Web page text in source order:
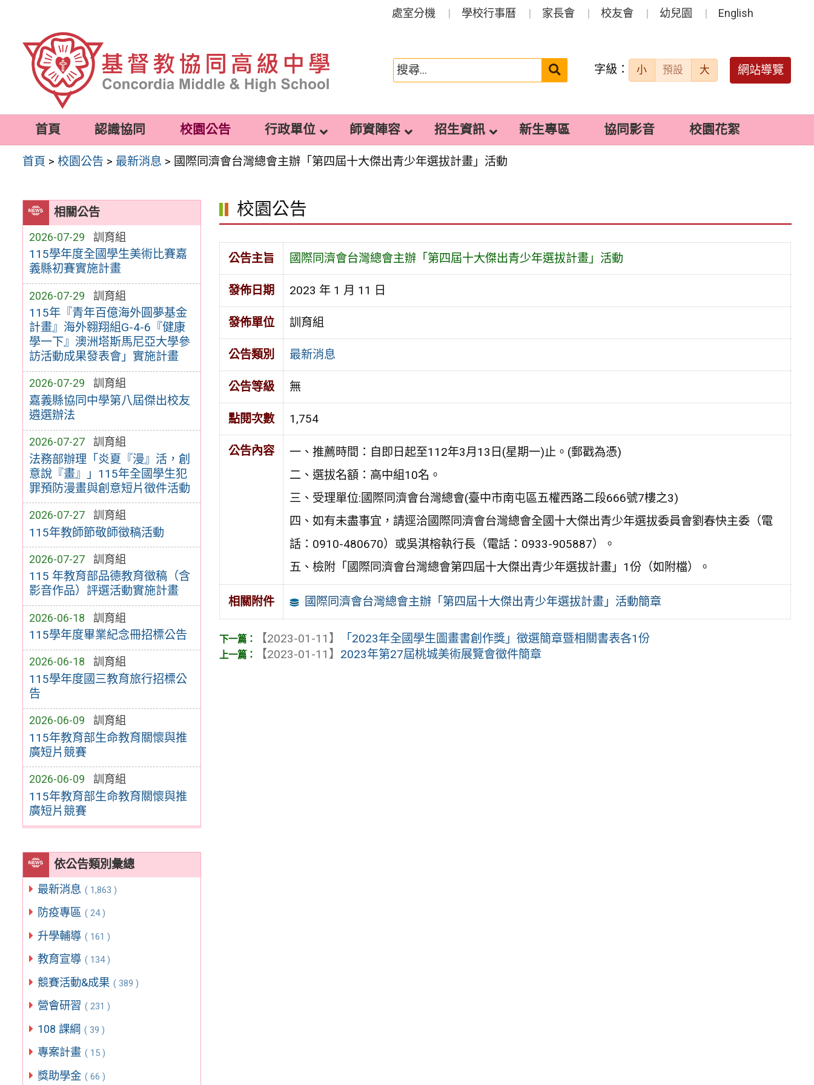
容
處室分機 學校行事曆 家長會 校友會 幼兒園 English
搜
送出 字級： 小 預設 大 網站導覽
首頁 認識協同 校園公告 行政單位 師資陣容 招生資訊 新生專區 協同影音 校園花絮
首頁 >校園公告 > 最新消息 > 國際同濟會台灣總會主辦「第四屆十大傑出青少年選拔計畫」活動
相關公告
2026-07-29 訓育組
115學年度全國學生美術比賽嘉
義縣初賽實施計畫
2026-07-29 訓育組
115年『青年百億海外圓夢基金
計畫』海外翱翔組G-4-6『健康
學一下』澳洲塔斯馬尼亞大學參
訪活動成果發表會」實施計畫
2026-07-29 訓育組
嘉義縣協同中學第八屆傑出校友
遴選辦法
2026-07-27 訓育組
法務部辦理「炎夏『漫』活，創
意說『畫』」115年全國學生犯
罪預防漫畫與創意短片徵件活動
2026-07-27 訓育組
115年教師節敬師徵稿活動
2026-07-27 訓育組
115 年教育部品德教育徵稿（含
影音作品）評選活動實施計畫
2026-06-18 訓育組
115學年度畢業紀念冊招標公告
2026-06-18 訓育組
115學年度國三教育旅行招標公
告
2026-06-09 訓育組
115年教育部生命教育關懷與推
廣短片競賽
2026-06-09 訓育組
115年教育部生命教育關懷與推
廣短片競賽
依公告類別彙總
最新消息 ( 1,863 )
防疫專區 ( 24 )
升學輔導 ( 161 )
教育宣導 ( 134 )
競賽活動&成果 ( 389 )
營會研習 ( 231 )
108 課綱 ( 39 )
專案計畫 ( 15 )
獎助學金 ( 66 )
校園公告
公告主旨 國際同濟會台灣總會主辦「第四屆十大傑出青少年選拔計畫」活動
發佈日期 2023 年 1 月 11 日
發佈單位 訓育組
公告類別 最新消息
公告等級 無
點閱次數 1,754
公告內容
一、推薦時間：自即日起至112年3月13日(星期一)止。(郵戳為憑)
二、選拔名額：高中組10名。
三、受理單位:國際同濟會台灣總會(臺中市南屯區五權西路二段666號7樓之3)
四、如有未盡事宜，請逕洽國際同濟會台灣總會全國十大傑出青少年選拔委員會劉春快主委（電
話：0910-480670）或吳淇榕執行長（電話：0933-905887）。
五、檢附「國際同濟會台灣總會第四屆十大傑出青少年選拔計畫」1份（如附檔）。
相關附件 國際同濟會台灣總會主辦「第四屆十大傑出青少年選拔計畫」活動簡章
【2023-01-11】
「2023年全國學生圖畫書創作獎」徵選簡章暨相關書表各1份
【2023-01-11】 2023年第27屆桃城美術展覽會徵件簡章